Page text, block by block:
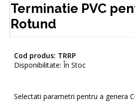
Terminatie PVC
Rotund
Cod produs: TRRP
Disponibilitate: În Stoc
Selectati parametri pentru a genera